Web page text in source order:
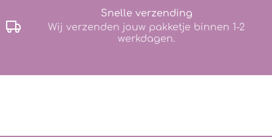
Snelle verzending
Wij verzenden jouw pakketje binnen 1-2
werkdagen.